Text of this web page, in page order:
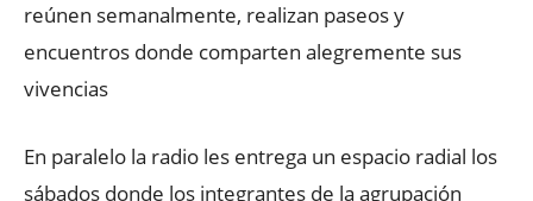
reúnen semanalmente, realizan paseos y
encuentros donde comparten alegremente sus
vivencias
En paralelo la radio les entrega un espacio radial los
sábados donde los integrantes de la agrupación